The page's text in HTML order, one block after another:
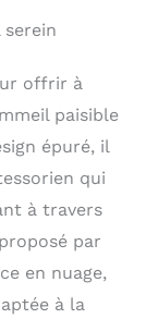
mois
pour
du
grand.
de la
liberté
le
offrir à
paisible
épuré, il
qui
à travers
par
en nuage,
à la